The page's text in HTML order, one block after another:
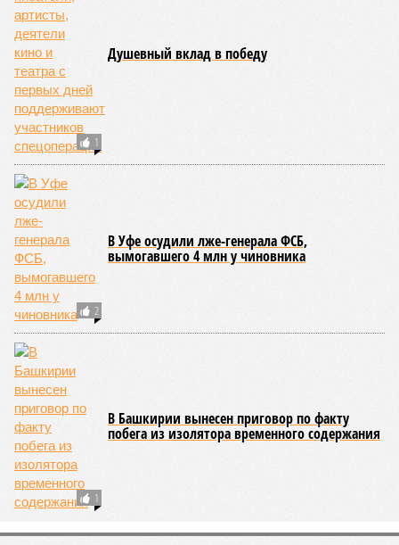
1
Душевный вклад в победу
2
В Уфе осудили лже-генерала ФСБ,
вымогавшего 4 млн у чиновника
1
В Башкирии вынесен приговор по факту
побега из изолятора временного содержания